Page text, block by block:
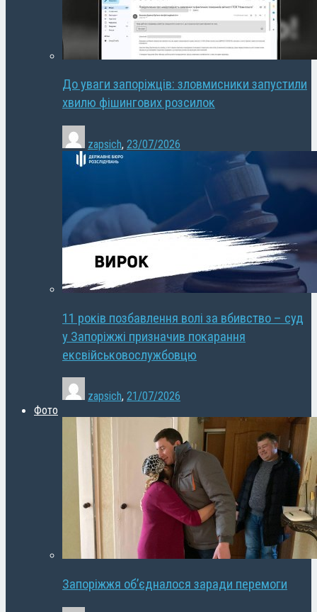
До уваги запоріжців: зловмисники запустили
хвилю фішингових розсилок
zapsich, 23/07/2026
11 років позбавлення волі за вбивство – суд
у Запоріжжі призначив покарання
ексвійськовослужбовцю
zapsich, 21/07/2026
Фото
Запоріжжя об’єдналося заради перемоги